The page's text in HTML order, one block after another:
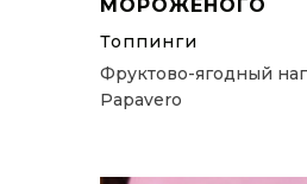
МОРОЖЕНОГО
Топпинги
Фруктово-ягодный
Papavero